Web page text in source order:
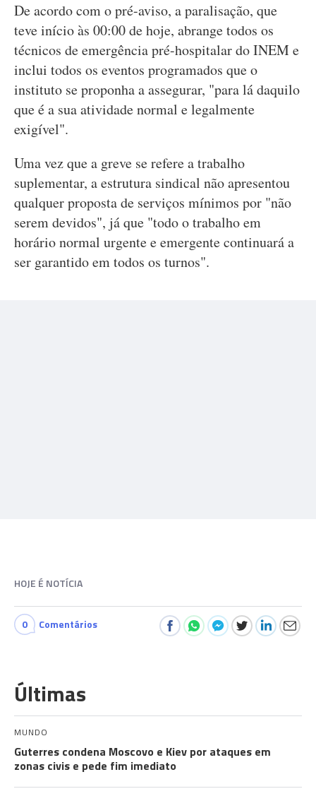
De acordo com o pré-aviso, a paralisação, que
teve início às 00:00 de hoje, abrange todos os
técnicos de emergência pré-hospitalar do INEM e
inclui todos os eventos programados que o
instituto se proponha a assegurar, "para lá daquilo
que é a sua atividade normal e legalmente
exigível".
Uma vez que a greve se refere a trabalho
suplementar, a estrutura sindical não apresentou
qualquer proposta de serviços mínimos por "não
serem devidos", já que "todo o trabalho em
horário normal urgente e emergente continuará a
ser garantido em todos os turnos".
HOJE É NOTÍCIA
0 Comentários
Últimas
MUNDO
Guterres condena Moscovo e Kiev por ataques em
zonas civis e pede fim imediato